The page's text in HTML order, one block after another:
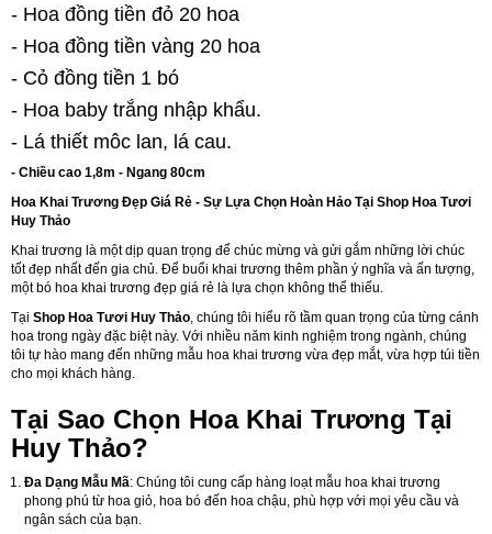
- Hoa đồng tiền đỏ 20 hoa
- Hoa đồng tiền vàng 20 hoa
- Cỏ đồng tiền 1 bó
- Hoa baby trắng nhập khẩu.
- Lá thiết môc lan, lá cau.
- Chiều cao 1,8m - Ngang 80cm
Hoa Khai Trương Đẹp Giá Rẻ - Sự Lựa Chọn Hoàn Hảo Tại Shop Hoa Tươi
Huy Thảo
Khai trương là một dịp quan trọng để chúc mừng và gửi gắm những lời chúc
tốt đẹp nhất đến gia chủ. Để buổi khai trương thêm phần ý nghĩa và ấn tượng,
một bó hoa khai trương đẹp giá rẻ là lựa chọn không thể thiếu.
Tại Shop Hoa Tươi Huy Thảo, chúng tôi hiểu rõ tầm quan trọng của từng cánh
hoa trong ngày đặc biệt này. Với nhiều năm kinh nghiệm trong ngành, chúng
tôi tự hào mang đến những mẫu hoa khai trương vừa đẹp mắt, vừa hợp túi tiền
cho mọi khách hàng.
Tại Sao Chọn Hoa Khai Trương Tại
Huy Thảo?
Đa Dạng Mẫu Mã: Chúng tôi cung cấp hàng loạt mẫu hoa khai trương
phong phú từ hoa giỏ, hoa bó đến hoa chậu, phù hợp với mọi yêu cầu và
ngân sách của bạn.